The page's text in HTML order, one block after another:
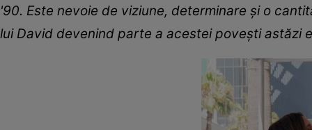
'90. Este nevoie de viziune, determinare și o
lui David devenind parte a acestei povești astăzi